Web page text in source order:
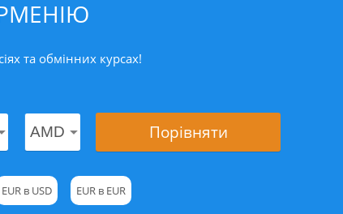
та обмінних курсах!
Порівняти
EUR в USD EUR в EUR